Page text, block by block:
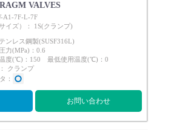
VALVES
A1-7F-L-7F
イズ）： 1S(クランプ)
ンレス鋼製(SUSF316L)
力(MPa)：0.6
度(℃)：150 最低使用温度(℃)：0
クランプ
：
お問い合わせ